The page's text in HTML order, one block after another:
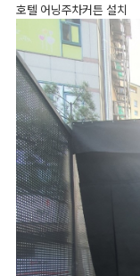
호텔 어닝주차커튼 설치